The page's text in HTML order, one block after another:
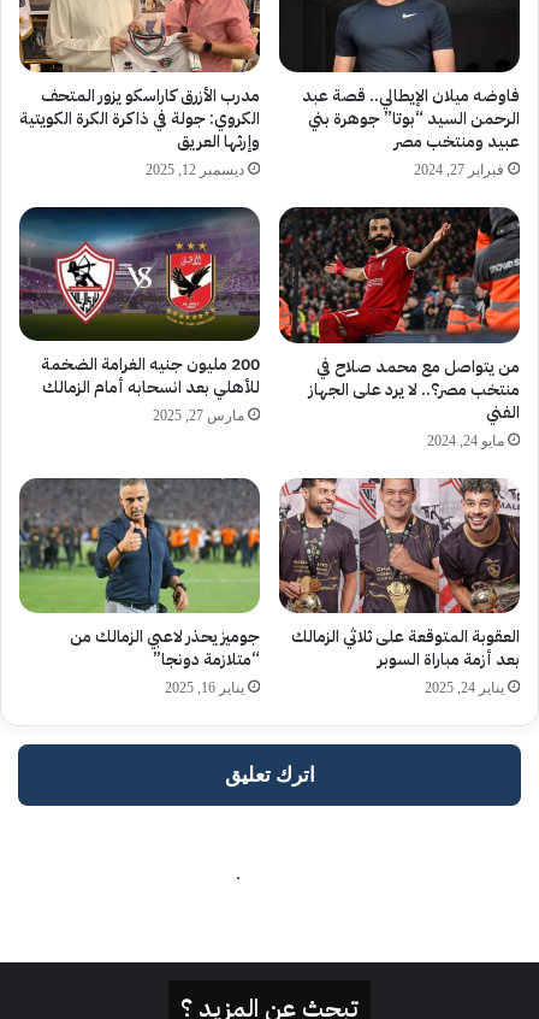
تبحث عن المزيد ؟